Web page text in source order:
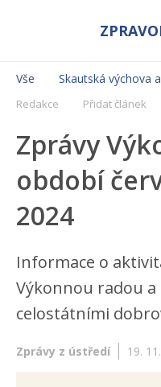
Vše Skautská výchova
Redakce Přidat článek
Zprávy
období
2024
Informace o
Výkonnou radou
celostátními
Zprávy z ústředí 19.